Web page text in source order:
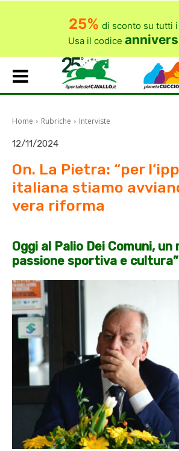
25% di sconto su tutti
Usa il codice
Home Rubriche Interviste
12/11/2024
On. La Pietra: “per
italiana stiamo
vera riforma
Oggi al Palio Dei Comuni, un
passione sportiva e cultura”